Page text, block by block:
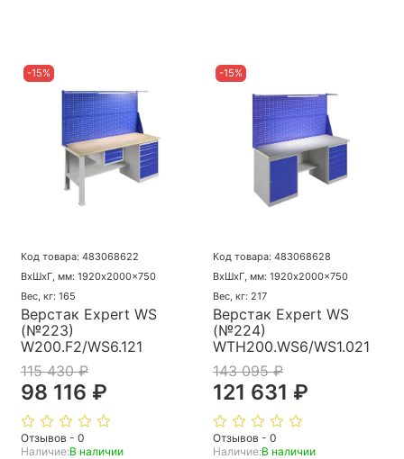
-15%
Код товара: 483068622
ВхШхГ, мм: 1920x2000x750
Вес, кг: 165
Верстак Expert WS
(№223)
W200.F2/WS6.121
115 430 ₽
98 116 ₽
Отзывов - 0
Наличие:В наличии
-15%
Код товара: 483068628
ВхШхГ, мм: 1920x2000x750
Вес, кг: 217
Верстак Expert WS
(№224)
WTH200.WS6/WS1.021
143 095 ₽
121 631 ₽
Отзывов - 0
Наличие:В наличии